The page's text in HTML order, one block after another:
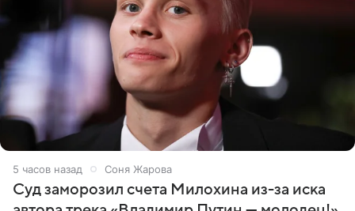
5 часов назад Соня Жарова
Суд заморозил счета Милохина из-за иска